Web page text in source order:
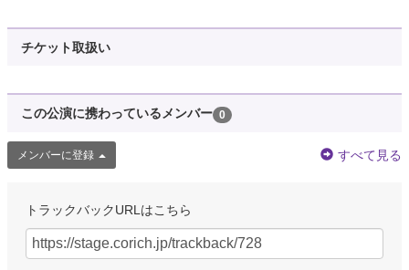
チケット取扱い
この公演に携わっているメンバー 0
メンバーに登録 すべて見る
トラックバックURLはこちら